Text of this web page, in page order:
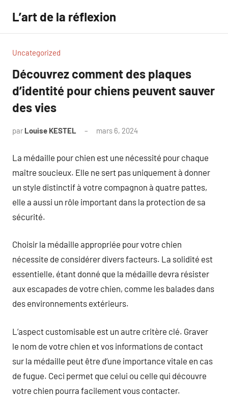
contenu
L’art de la réflexion
Uncategorized
Découvrez comment des plaques
d’identité pour chiens peuvent sauver
des vies
par Louise KESTEL mars 6, 2024
La médaille pour chien est une nécessité pour chaque
maître soucieux. Elle ne sert pas uniquement à donner
un style distinctif à votre compagnon à quatre pattes,
elle a aussi un rôle important dans la protection de sa
sécurité.
Choisir la médaille appropriée pour votre chien
nécessite de considérer divers facteurs. La solidité est
essentielle, étant donné que la médaille devra résister
aux escapades de votre chien, comme les balades dans
des environnements extérieurs.
L’aspect customisable est un autre critère clé. Graver
le nom de votre chien et vos informations de contact
sur la médaille peut être d’une importance vitale en cas
de fugue. Ceci permet que celui ou celle qui découvre
votre chien pourra facilement vous contacter.